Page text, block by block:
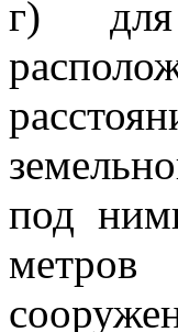
г) для
под